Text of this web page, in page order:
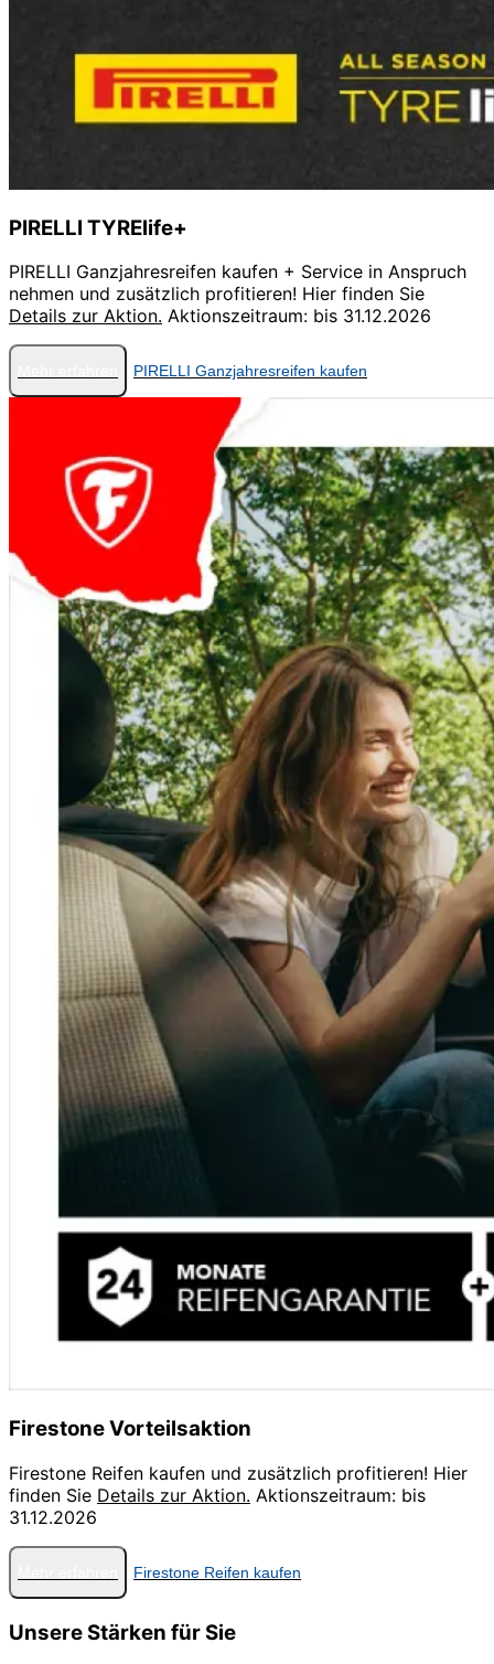
PIRELLI TYRElife+
PIRELLI Ganzjahresreifen kaufen + Service in Anspruch
nehmen und zusätzlich profitieren! Hier finden Sie
Details zur Aktion. Aktionszeitraum: bis 31.12.2026
PIRELLI Ganzjahresreifen kaufen
Firestone Vorteilsaktion
Firestone Reifen kaufen und zusätzlich profitieren! Hier
finden Sie Details zur Aktion. Aktionszeitraum: bis
31.12.2026
Firestone Reifen kaufen
Unsere Stärken für Sie